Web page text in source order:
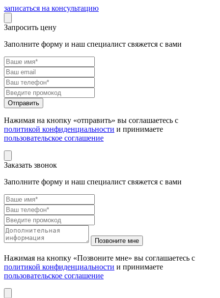
записаться на консультацию
Запросить цену
Заполните форму и наш специалист свяжется с вами
Нажимая на кнопку «отправить» вы соглашаетесь с
политикой конфиденциальности и принимаете
пользовательское соглашение
Заказать звонок
Заполните форму и наш специалист свяжется с вами
Нажимая на кнопку «Позвоните мне» вы соглашаетесь с
политикой конфиденциальности и принимаете
пользовательское соглашение